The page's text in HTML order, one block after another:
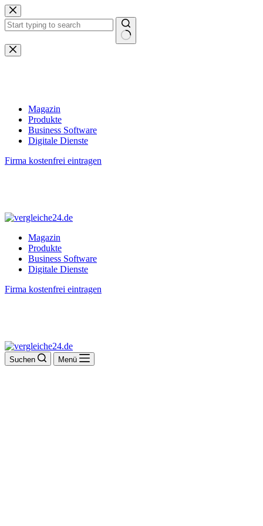
Zum
Inhalt
springen
Keine
Ergebnisse
Magazin
Produkte
Business Software
Digitale Dienste
Firma kostenfrei eintragen
Magazin
Produkte
Business Software
Digitale Dienste
Firma kostenfrei eintragen
Suchen Menü